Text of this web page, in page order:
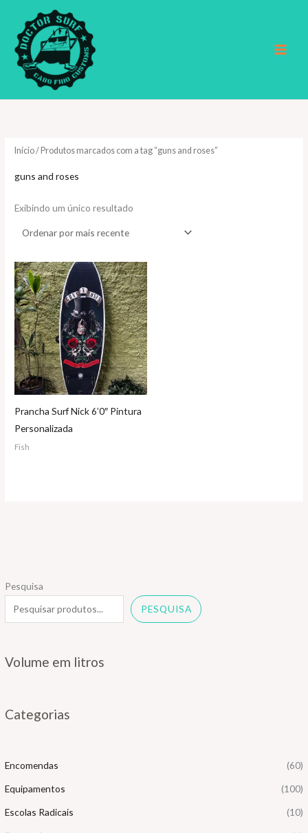
conteúdo
Pesquisa
PESQUISA
Volume em litros
Categorias
Encomendas (60)
Equipamentos (100)
Escolas Radicais (10)
Início/ Produtos marcados com a tag “guns and roses”
guns and roses
Exibindo um único resultado
Prancha Surf Nick 6’0″ Pintura
Personalizada
Fish